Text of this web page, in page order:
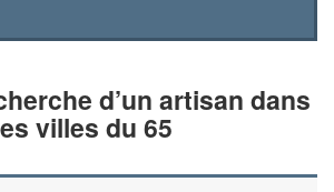
d’un artisan dans
villes du 65